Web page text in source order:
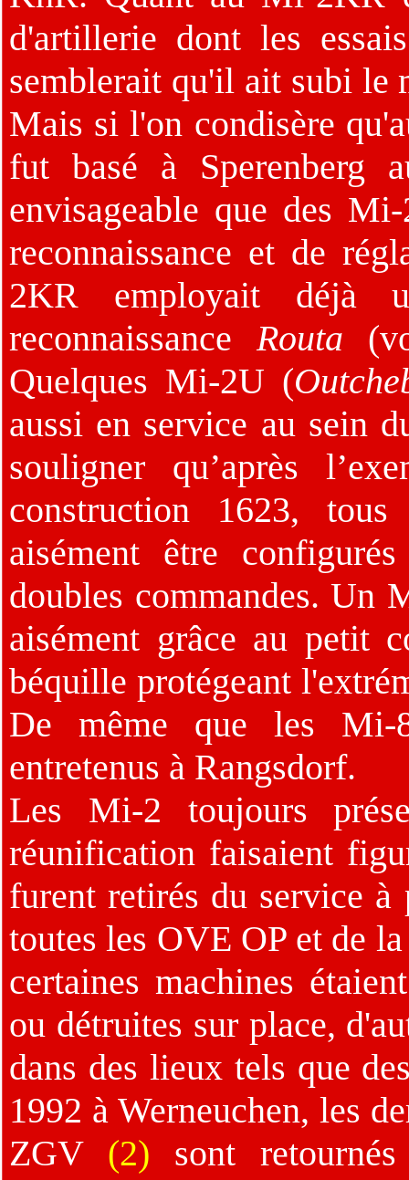
d'artillerie dont les
semblerait qu'il ait subi le
Mais si l'on condisère
fut basé à Sperenberg
envisageable que des
reconnaissance et de
2KR employait déjà
reconnaissanceRouta
Quelques Mi-2U (
aussi en service au sein
souligner qu’après
construction 1623,
aisément être
doubles commandes. Un
aisément grâce au petit
béquille protégeant
De même que les
entretenus à Rangsdorf.
Les Mi-2 toujours
réunification faisaient
furent retirés du service
toutes les OVE OP et de
certaines machines
ou détruites sur place,
dans des lieux tels que
1992 à Werneuchen, les
ZGV (2) sont